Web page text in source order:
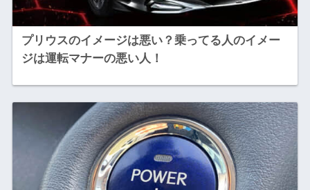
プリウスのイメージは悪い？乗ってる人のイメー
ジは運転マナーの悪い人！